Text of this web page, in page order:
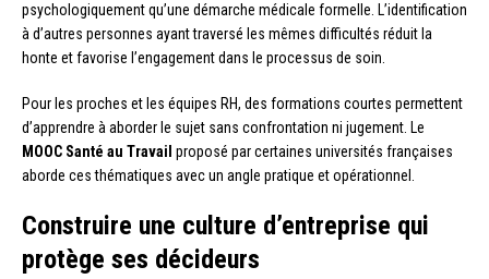
psychologiquement qu’une démarche médicale formelle. L’identification
à d’autres personnes ayant traversé les mêmes difficultés réduit la
honte et favorise l’engagement dans le processus de soin.
Pour les proches et les équipes RH, des formations courtes permettent
d’apprendre à aborder le sujet sans confrontation ni jugement. Le
MOOC Santé au Travail proposé par certaines universités françaises
aborde ces thématiques avec un angle pratique et opérationnel.
Construire une culture d’entreprise qui
protège ses décideurs